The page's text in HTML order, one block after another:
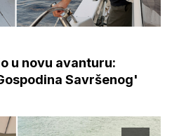
u novu avanturu:
Savršenog'